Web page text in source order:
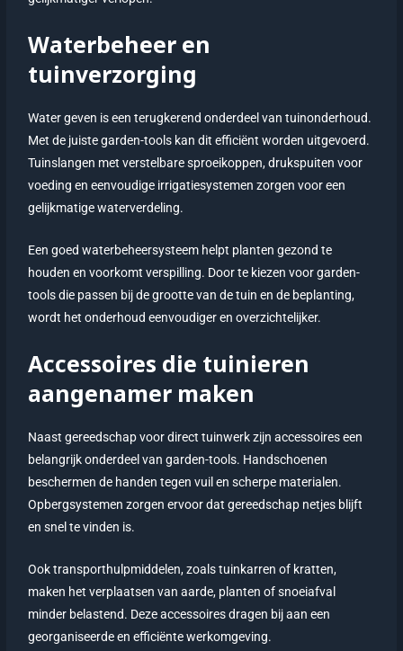
Waterbeheer en
tuinverzorging
Water geven is een terugkerend onderdeel van tuinonderhoud.
Met de juiste garden-tools kan dit efficiënt worden uitgevoerd.
Tuinslangen met verstelbare sproeikoppen, drukspuiten voor
voeding en eenvoudige irrigatiesystemen zorgen voor een
gelijkmatige waterverdeling.
Een goed waterbeheersysteem helpt planten gezond te
houden en voorkomt verspilling. Door te kiezen voor garden-
tools die passen bij de grootte van de tuin en de beplanting,
wordt het onderhoud eenvoudiger en overzichtelijker.
Accessoires die tuinieren
aangenamer maken
Naast gereedschap voor direct tuinwerk zijn accessoires een
belangrijk onderdeel van garden-tools. Handschoenen
beschermen de handen tegen vuil en scherpe materialen.
Opbergsystemen zorgen ervoor dat gereedschap netjes blijft
en snel te vinden is.
Ook transporthulpmiddelen, zoals tuinkarren of kratten,
maken het verplaatsen van aarde, planten of snoeiafval
minder belastend. Deze accessoires dragen bij aan een
georganiseerde en efficiënte werkomgeving.